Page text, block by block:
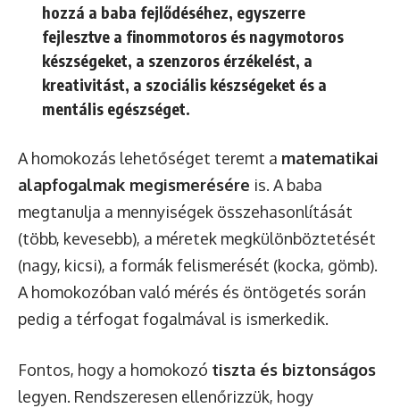
hozzá a baba fejlődéséhez, egyszerre
fejlesztve a finommotoros és nagymotoros
készségeket, a szenzoros érzékelést, a
kreativitást, a szociális készségeket és a
mentális egészséget.
A homokozás lehetőséget teremt a matematikai
alapfogalmak megismerésére is. A baba
megtanulja a mennyiségek összehasonlítását
(több, kevesebb), a méretek megkülönböztetését
(nagy, kicsi), a formák felismerését (kocka, gömb).
A homokozóban való mérés és öntögetés során
pedig a térfogat fogalmával is ismerkedik.
Fontos, hogy a homokozó tiszta és biztonságos
legyen. Rendszeresen ellenőrizzük, hogy